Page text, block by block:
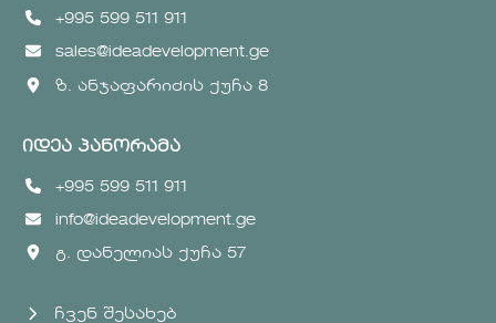
+995 599 511 911
sales@ideadevelopment.ge
ზ. ანჯაფარიძის ქუჩა 8
იდეა პანორამა
+995 599 511 911
info@ideadevelopment.ge
გ. დანელიას ქუჩა 57
ჩვენ შესახებ